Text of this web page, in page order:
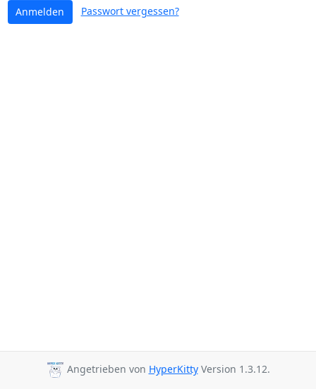
Anmelden Passwort vergessen?
Angetrieben von HyperKittyVersion 1.3.12.